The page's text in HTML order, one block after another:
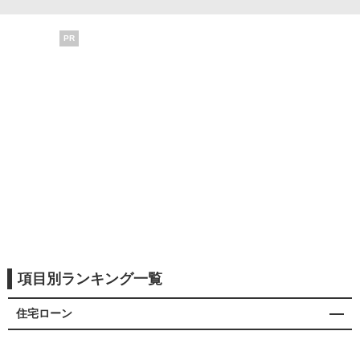
PR
項目別ランキング一覧
住宅ローン